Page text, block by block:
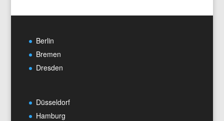
Berlin
Bremen
Dresden
Düsseldorf
Hamburg